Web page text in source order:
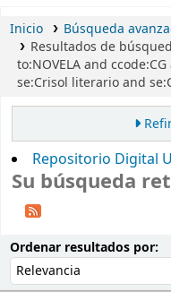
Inicio
Búsqueda
Resultados de
to:NOVELA and
se:Crisol literario and
Repositorio Digital
Su búsqueda
Ordenar resultados por: